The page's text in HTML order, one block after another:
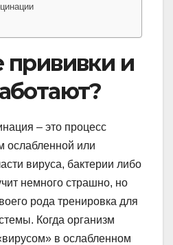
прививки и
– это процесс
ослабленной или
вируса, бактерии либо
немного страшно, но
рода тренировка для
Когда организм
в ослабленном